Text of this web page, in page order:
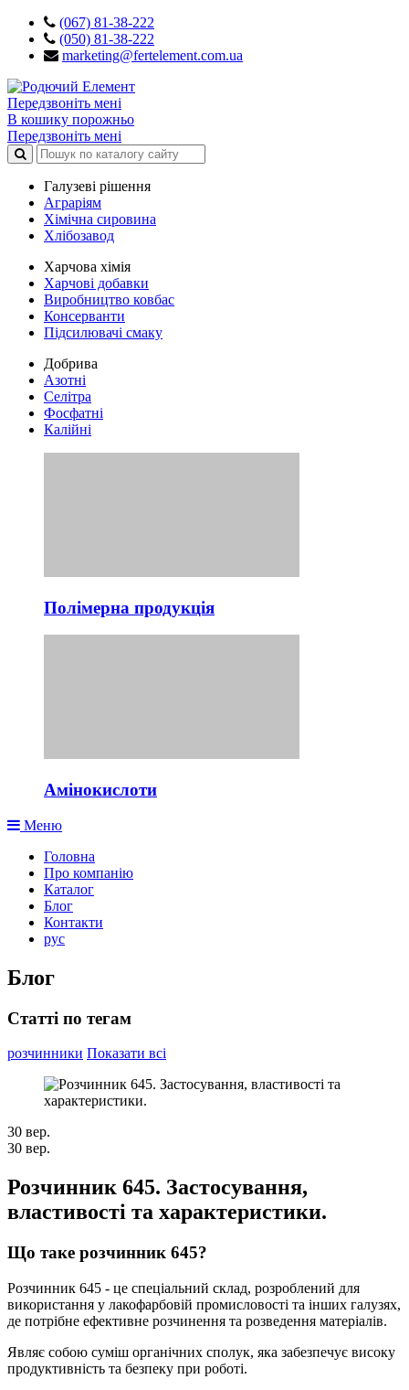
(067) 81-38-222
(050) 81-38-222
marketing@fertelement.com.ua
Передзвоніть мені
В кошику порожньо
Передзвоніть мені
Галузеві рішення
Аграріям
Хімічна сировина
Хлібозавод
Харчова хімія
Харчові добавки
Виробництво ковбас
Консерванти
Підсилювачі смаку
Добрива
Азотні
Селітра
Фосфатні
Калійні
Полімерна продукція
Амінокислоти
Меню
Головна
Про компанію
Каталог
Блог
Контакти
рус
Блог
Статті по тегам
розчинники Показати всі
30 вер.
30 вер.
Розчинник 645. Застосування,
властивості та характеристики.
Що таке розчинник 645?
Розчинник 645 - це спеціальний склад, розроблений для
використання у лакофарбовій промисловості та інших галузях,
де потрібне ефективне розчинення та розведення матеріалів.
Являє собою суміш органічних сполук, яка забезпечує високу
продуктивність та безпеку при роботі.